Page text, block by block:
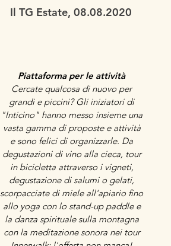
Il TG Estate, 08.08.2020
Piattaforma per le attività
Cercate qualcosa di nuovo per
grandi e piccini? Gli iniziatori di
"lnticino" hanno messo insieme una
vasta gamma di proposte e attività
e sono felici di organizzarle. Da
degustazioni di vino alla cieca, tour
in bicicletta attraverso i vigneti,
degustazione di salumi o gelati,
scorpacciate di miele all'apiario fino
allo yoga con lo stand-up paddle e
la danza spirituale sulla montagna
con la meditazione sonora nei tour